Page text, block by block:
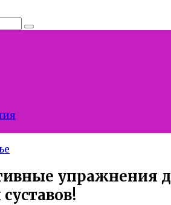
упражнения